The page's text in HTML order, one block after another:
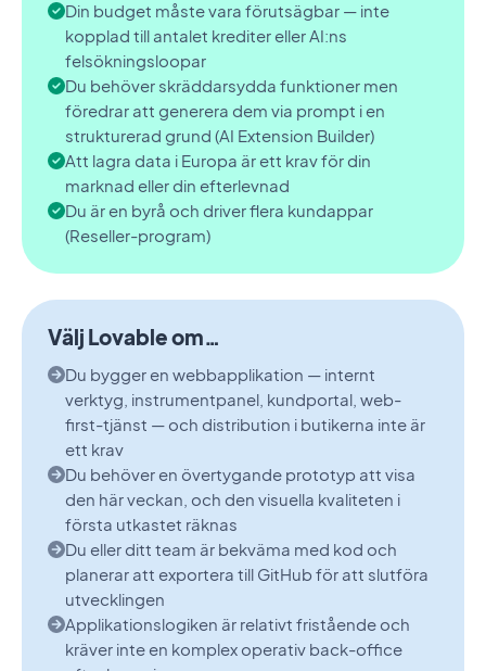
Din budget måste vara förutsägbar — inte
kopplad till antalet krediter eller AI:ns
felsökningsloopar
Du behöver skräddarsydda funktioner men
föredrar att generera dem via prompt i en
strukturerad grund (AI Extension Builder)
Att lagra data i Europa är ett krav för din
marknad eller din efterlevnad
Du är en byrå och driver flera kundappar
(Reseller-program)
Välj Lovable om…
Du bygger en webbapplikation — internt
verktyg, instrumentpanel, kundportal, web-
first-tjänst — och distribution i butikerna inte är
ett krav
Du behöver en övertygande prototyp att visa
den här veckan, och den visuella kvaliteten i
första utkastet räknas
Du eller ditt team är bekväma med kod och
planerar att exportera till GitHub för att slutföra
utvecklingen
Applikationslogiken är relativt fristående och
kräver inte en komplex operativ back-office